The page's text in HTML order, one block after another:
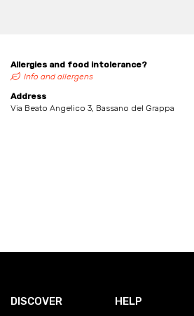
Allergies and food intolerance?
Info and allergens
Address
Via Beato Angelico 3, Bassano del Grappa
DISCOVER HELP